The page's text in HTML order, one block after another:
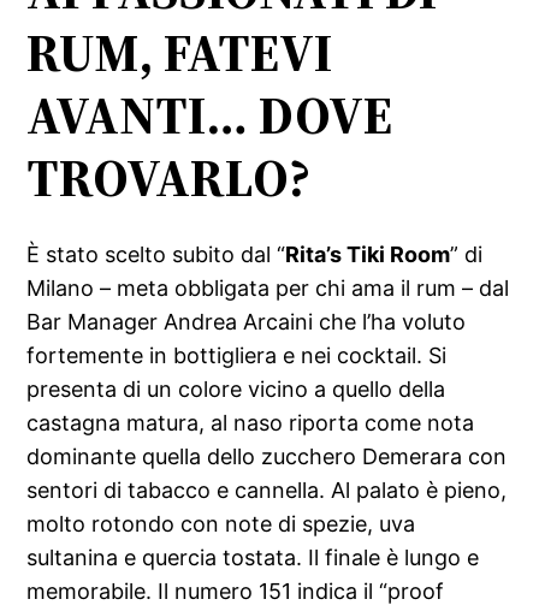
RUM, FATEVI
AVANTI… DOVE
TROVARLO?
È stato scelto subito dal “Rita’s Tiki Room” di
Milano – meta obbligata per chi ama il rum – dal
Bar Manager Andrea Arcaini che l’ha voluto
fortemente in bottigliera e nei cocktail. Si
presenta di un colore vicino a quello della
castagna matura, al naso riporta come nota
dominante quella dello zucchero Demerara con
sentori di tabacco e cannella. Al palato è pieno,
molto rotondo con note di spezie, uva
sultanina e quercia tostata. Il finale è lungo e
memorabile. Il numero 151 indica il “proof